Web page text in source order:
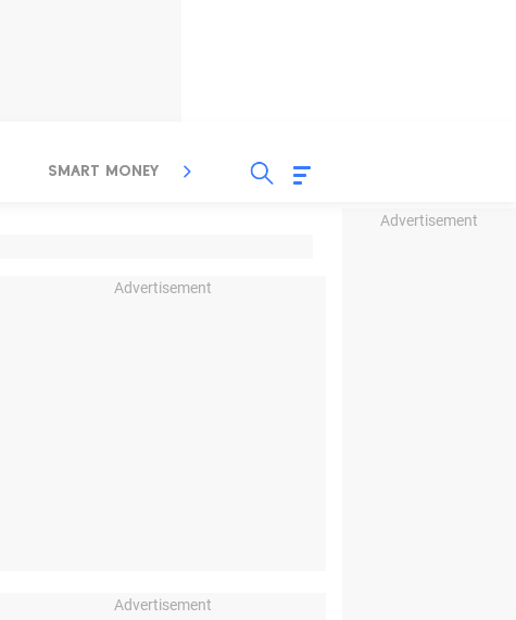
Advertisement
SMART MONEY INSPIRASI BISNIS
Advertisement
Advertisement